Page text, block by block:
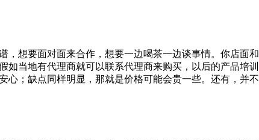
，想要面对面来合作，想要一边喝茶一边谈事情。你店面
如当地有代理商就可以联系代理商来购买，以后的产品培
；缺点同样明显，那就是价格可能会贵一些。还有，并